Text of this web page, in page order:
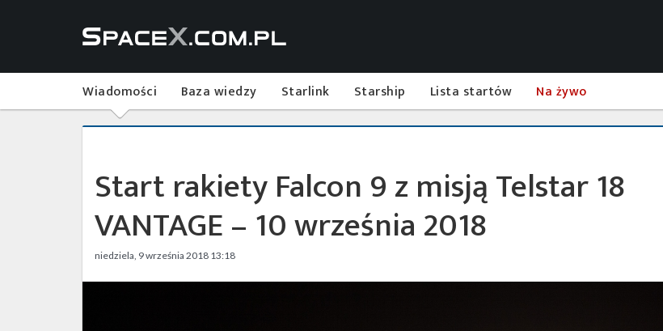
Wiadomości Baza wiedzy Starlink Starship Lista startów Na żywo
Start rakiety Falcon 9 z misją Telstar 18
VANTAGE – 10 września 2018
niedziela, 9 września 2018 13:18